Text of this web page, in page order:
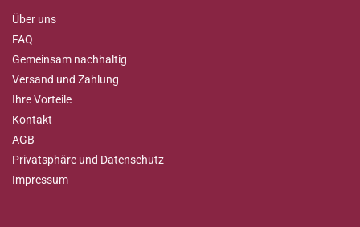
Über uns
FAQ
Gemeinsam nachhaltig
Versand und Zahlung
Ihre Vorteile
Kontakt
AGB
Privatsphäre und Datenschutz
Impressum